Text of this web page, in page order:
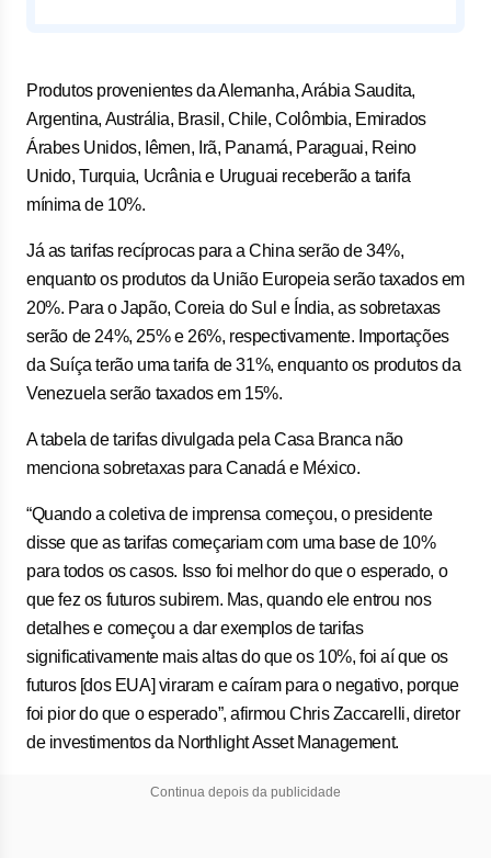
Produtos provenientes da Alemanha, Arábia Saudita,
Argentina, Austrália, Brasil, Chile, Colômbia, Emirados
Árabes Unidos, Iêmen, Irã, Panamá, Paraguai, Reino
Unido, Turquia, Ucrânia e Uruguai receberão a tarifa
mínima de 10%.
Já as tarifas recíprocas para a China serão de 34%,
enquanto os produtos da União Europeia serão taxados em
20%. Para o Japão, Coreia do Sul e Índia, as sobretaxas
serão de 24%, 25% e 26%, respectivamente. Importações
da Suíça terão uma tarifa de 31%, enquanto os produtos da
Venezuela serão taxados em 15%.
A tabela de tarifas divulgada pela Casa Branca não
menciona sobretaxas para Canadá e México.
“Quando a coletiva de imprensa começou, o presidente
disse que as tarifas começariam com uma base de 10%
para todos os casos. Isso foi melhor do que o esperado, o
que fez os futuros subirem. Mas, quando ele entrou nos
detalhes e começou a dar exemplos de tarifas
significativamente mais altas do que os 10%, foi aí que os
futuros [dos EUA] viraram e caíram para o negativo, porque
foi pior do que o esperado”, afirmou Chris Zaccarelli, diretor
de investimentos da Northlight Asset Management.
Continua depois da publicidade